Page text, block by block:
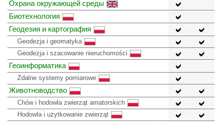
Охрана окружающей среды
Биотехнология
Геодезия и картография
Geodezja i geomatyka
Geodezja i szacowanie nieruchomości
Геоинформатика
Zdalne systemy pomiarowe
Животноводство
Chów i hodowla zwierząt amatorskich
Hodowla i użytkowanie zwierząt